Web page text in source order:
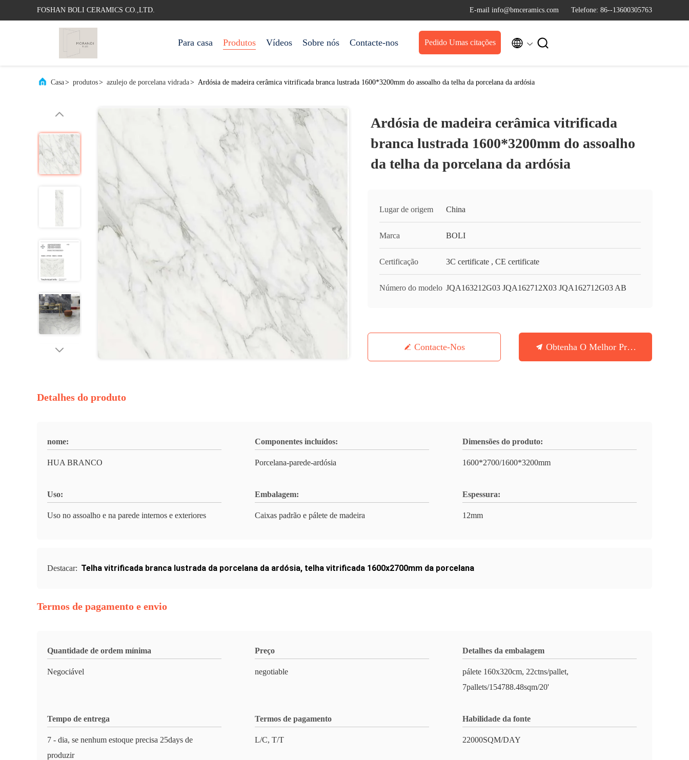
FOSHAN BOLI CERAMICS CO.,LTD. E-mail info@bmceramics.com Telefone: 86--13600305763
Para casa Produtos Vídeos Sobre nós Contacte-nos Pedido Umas citações  
Casa> produtos> azulejo de porcelana vidrada> Ardósia de madeira cerâmica vitrificada branca lustrada 1600*3200mm do assoalho da telha da porcelana da ardósia
Ardósia de madeira cerâmica vitrificada
branca lustrada 1600*3200mm do assoalho
da telha da porcelana da ardósia
Lugar de origem China
Marca BOLI
Certificação 3C certificate , CE certificate
Número do modelo JQA163212G03 JQA162712X03 JQA162712G03 AB
Contacte-Nos Obtenha O Melhor Preço
Detalhes do produto
nome:
HUA BRANCO
Componentes incluídos:
Porcelana-parede-ardósia
Dimensões do produto:
1600*2700/1600*3200mm
Uso:
Uso no assoalho e na parede internos e exteriores
Embalagem:
Caixas padrão e pálete de madeira
Espessura:
12mm
Destacar: Telha vitrificada branca lustrada da porcelana da ardósia, telha vitrificada 1600x2700mm da porcelana
Termos de pagamento e envio
Quantidade de ordem mínima
Negociável
Preço
negotiable
Detalhes da embalagem
pálete 160x320cm, 22ctns/pallet,
7pallets/154788.48sqm/20'
Tempo de entrega
7 - dia, se nenhum estoque precisa 25days de
produzir
Termos de pagamento
L/C, T/T
Habilidade da fonte
22000SQM/DAY